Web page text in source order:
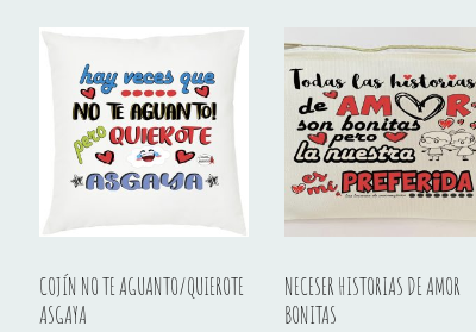
COJÍN NO TE AGUANTO/QUIEROTE
ASGAYA
NECESER HISTORIAS DE AMOR
BONITAS